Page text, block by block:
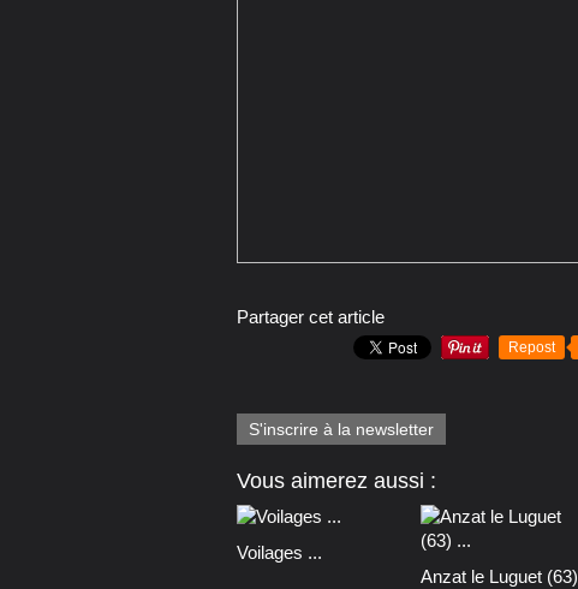
Partager cet article
Repost
S'inscrire à la newsletter
Vous aimerez aussi :
Voilages ...
Anzat le Luguet (63)